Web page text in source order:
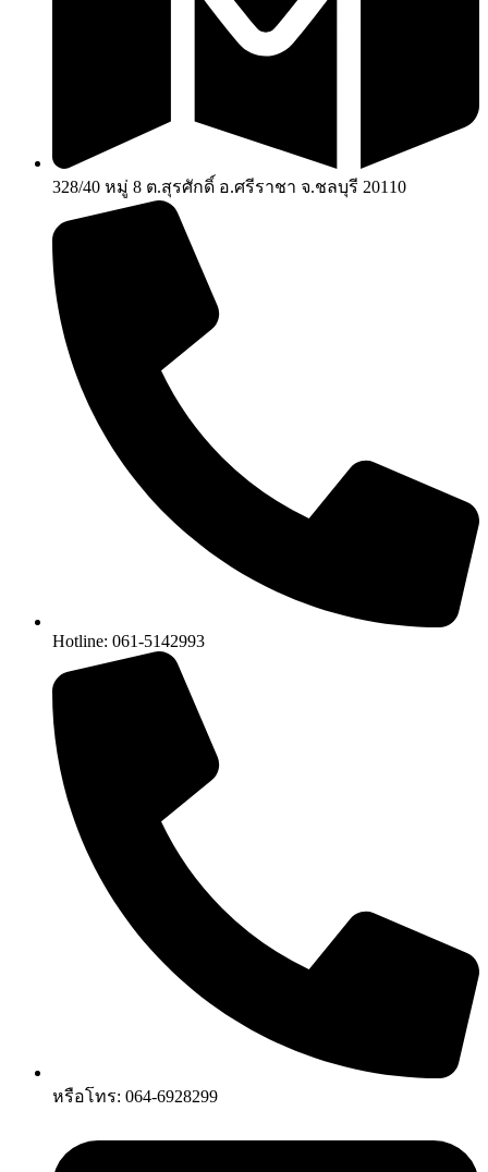
328/40 หมู่ 8 ต.สุรศักดิ์ อ.ศรีราชา จ.ชลบุรี 20110
Hotline: 061-5142993
หรือโทร: 064-6928299